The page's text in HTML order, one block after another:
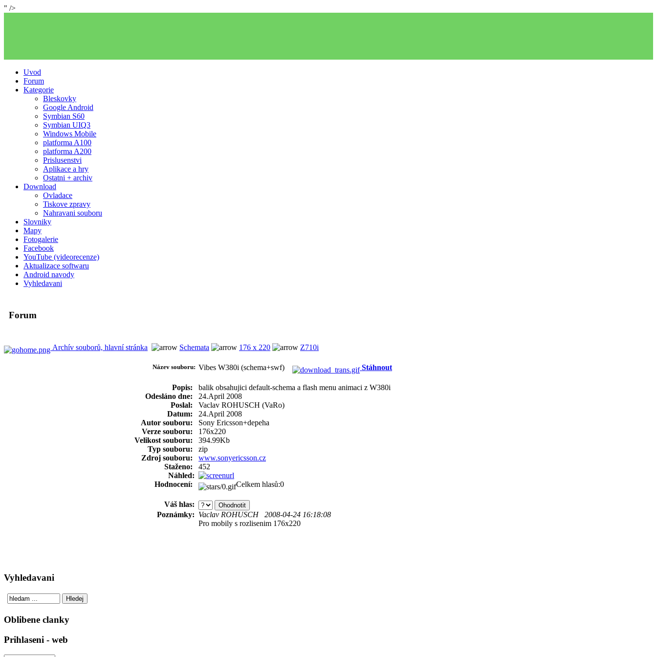
" />
Uvod
Forum
Kategorie
Bleskovky
Google Android
Symbian S60
Symbian UIQ3
Windows Mobile
platforma A100
platforma A200
Prislusenstvi
Aplikace a hry
Ostatni + archiv
Download
Ovladace
Tiskove zpravy
Nahravani souboru
Slovniky
Mapy
Fotogalerie
Facebook
YouTube (videorecenze)
Aktualizace softwaru
Android navody
Vyhledavani
Forum
Archív souborů, hlavní stránka Schemata 176 x 220 Z710i
Název souboru: Vibes W380i (schema+swf) Stáhnout
Popis:
balik obsahujici default-schema a flash menu animaci z W380i
Odesláno dne:
24.April 2008
Poslal:
Vaclav ROHUSCH (VaRo)
Datum:
24.April 2008
Autor souboru:
Sony Ericsson+depeha
Verze souboru:
176x220
Velikost souboru:
394.99Kb
Typ souboru:
zip
Zdroj souboru:
www.sonyericsson.cz
Staženo:
452
Náhled:
Hodnocení:
Celkem hlasů:0
Váš hlas:
Poznámky: Vaclav ROHUSCH 2008-04-24 16:18:08
Pro mobily s rozlisenim 176x220
Vyhledavani
Oblibene clanky
Prihlaseni - web